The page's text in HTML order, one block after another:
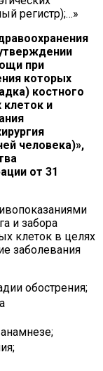
регистр);…»
при
которых
костного
клеток и
человека)»,
от 31
и забора
клеток в целях
заболевания
обострения;